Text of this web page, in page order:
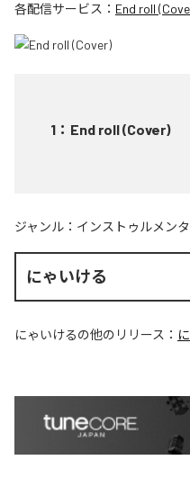
各配信サービス： End roll
1 ： End roll (Cover)
ジャンル： インストゥルメン
にゃいける
にゃいけるの他のリリース：